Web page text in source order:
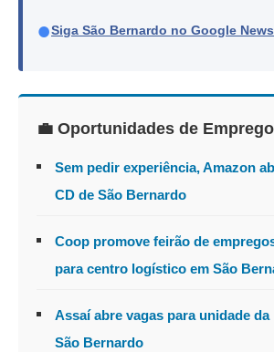
●Siga São Bernardo no Google News
💼 Oportunidades de
Sem pedir experiência, Amazon
CD de São Bernardo
Coop promove feirão de
para centro logístico em São
Assaí abre vagas para unidade da
São Bernardo